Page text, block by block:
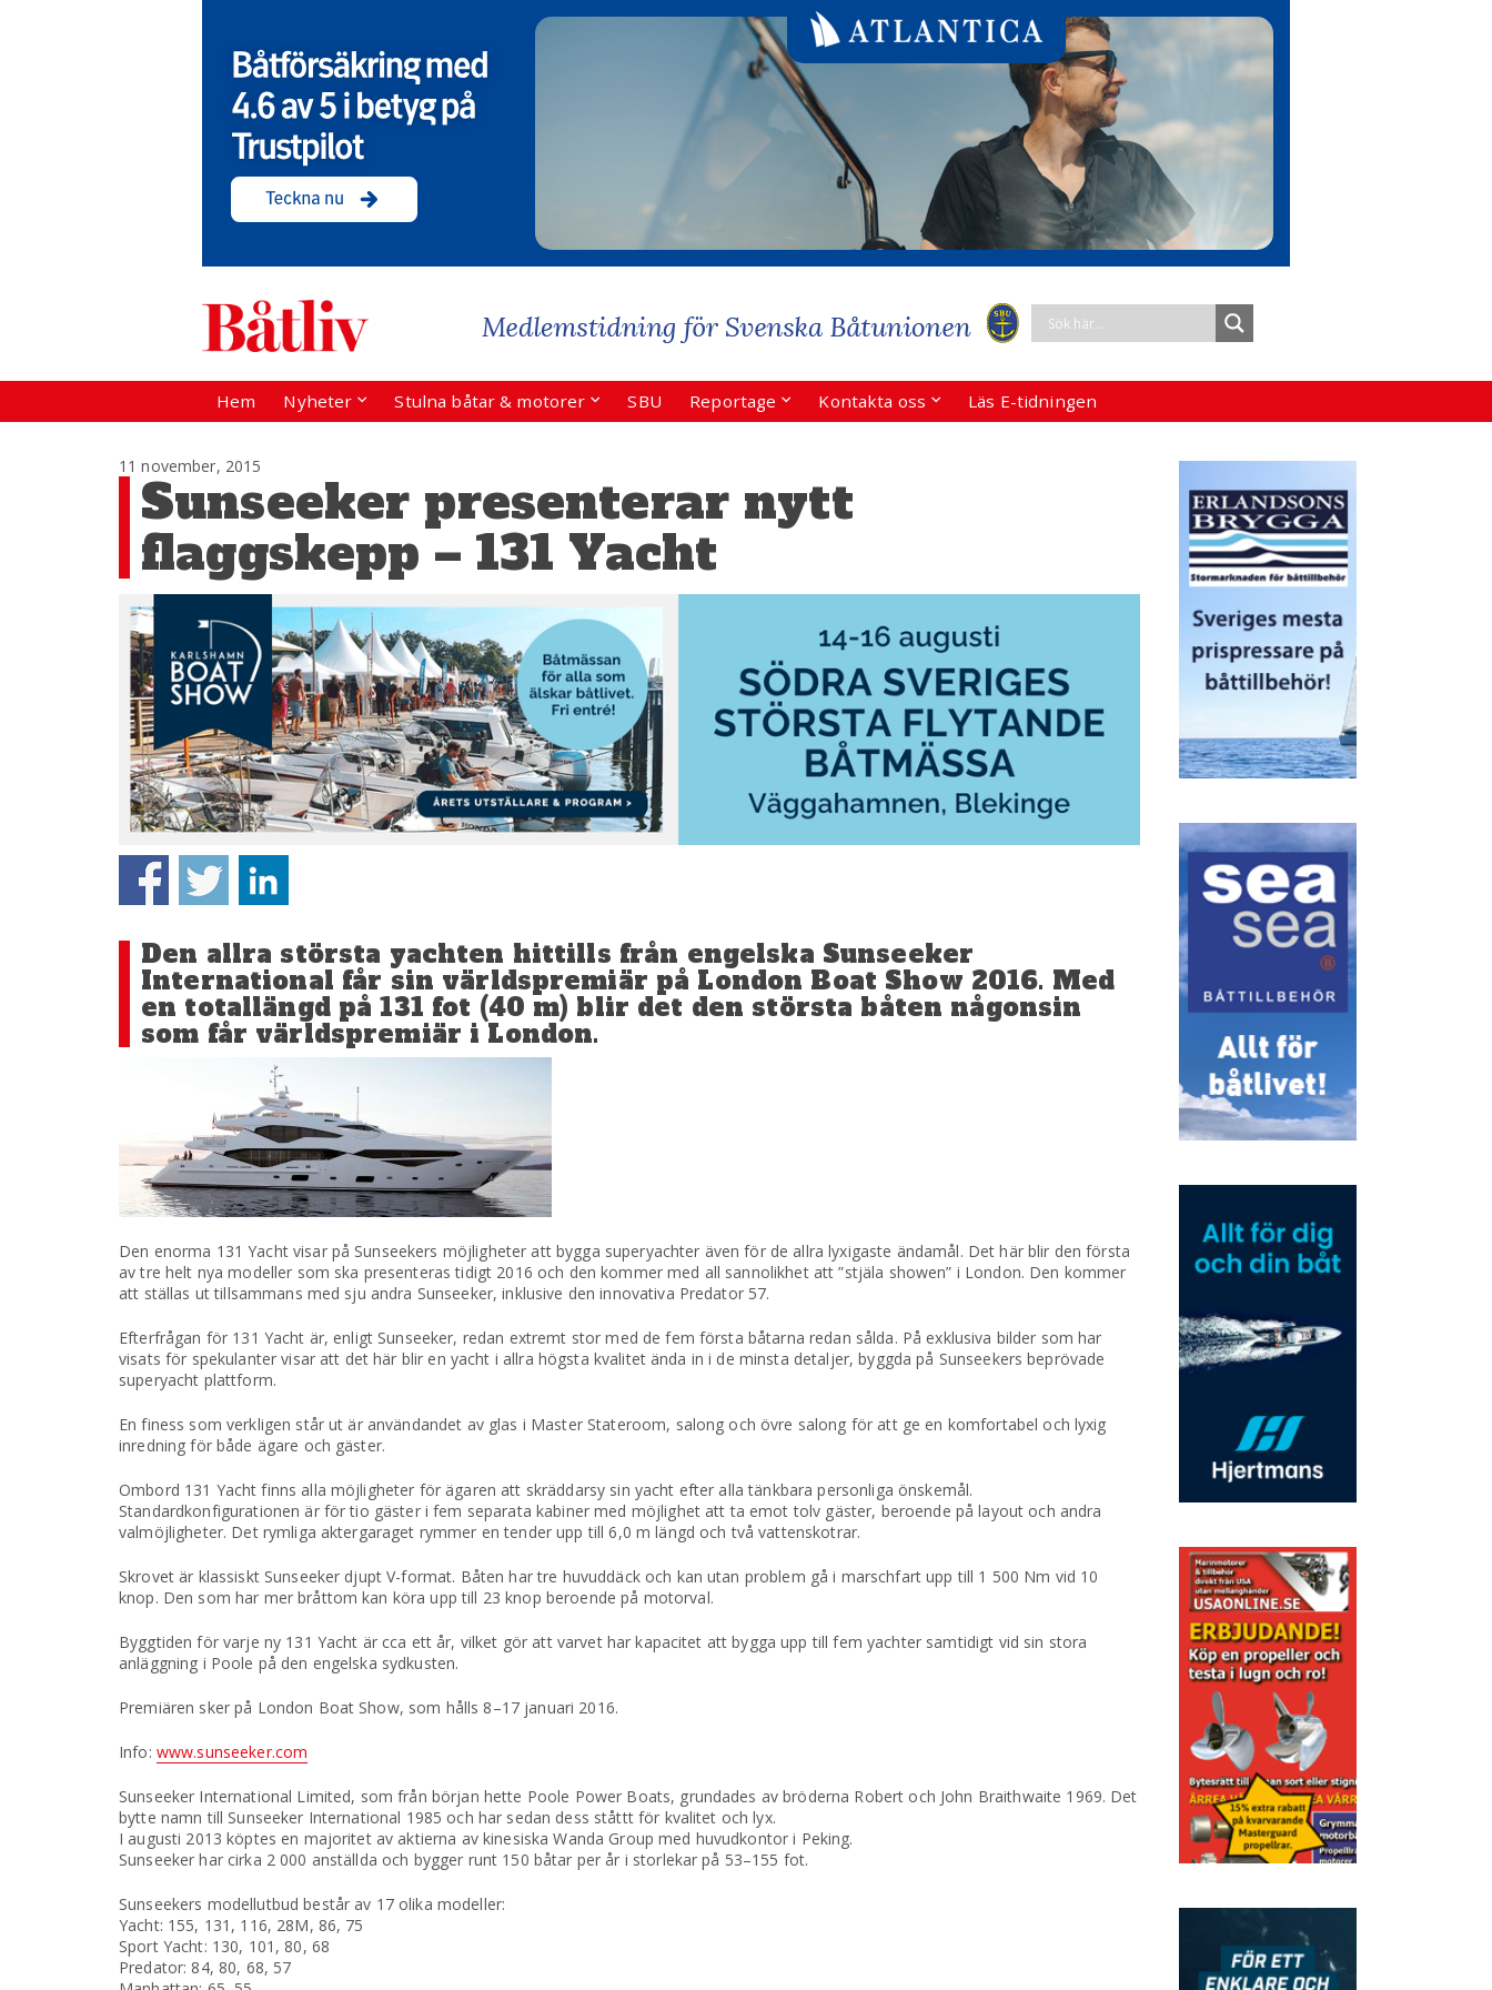
Hem Nyheter Stulna båtar & motorer SBU Reportage Kontakta oss Läs E-tidningen
11 november, 2015
Sunseeker presenterar nytt
flaggskepp – 131 Yacht
Den allra största yachten hittills från engelska Sunseeker
International får sin världspremiär på London Boat Show 2016. Med
en totallängd på 131 fot (40 m) blir det den största båten någonsin
som får världspremiär i London.
Den enorma 131 Yacht visar på Sunseekers möjligheter att bygga superyachter även för de allra lyxigaste ändamål. Det här blir den första
av tre helt nya modeller som ska presenteras tidigt 2016 och den kommer med all sannolikhet att ”stjäla showen” i London. Den kommer
att ställas ut tillsammans med sju andra Sunseeker, inklusive den innovativa Predator 57.
Efterfrågan för 131 Yacht är, enligt Sunseeker, redan extremt stor med de fem första båtarna redan sålda. På exklusiva bilder som har
visats för spekulanter visar att det här blir en yacht i allra högsta kvalitet ända in i de minsta detaljer, byggda på Sunseekers beprövade
superyacht plattform.
En finess som verkligen står ut är användandet av glas i Master Stateroom, salong och övre salong för att ge en komfortabel och lyxig
inredning för både ägare och gäster.
Ombord 131 Yacht finns alla möjligheter för ägaren att skräddarsy sin yacht efter alla tänkbara personliga önskemål.
Standardkonfigurationen är för tio gäster i fem separata kabiner med möjlighet att ta emot tolv gäster, beroende på layout och andra
valmöjligheter. Det rymliga aktergaraget rymmer en tender upp till 6,0 m längd och två vattenskotrar.
Skrovet är klassiskt Sunseeker djupt V-format. Båten har tre huvuddäck och kan utan problem gå i marschfart upp till 1 500 Nm vid 10
knop. Den som har mer bråttom kan köra upp till 23 knop beroende på motorval.
Byggtiden för varje ny 131 Yacht är cca ett år, vilket gör att varvet har kapacitet att bygga upp till fem yachter samtidigt vid sin stora
anläggning i Poole på den engelska sydkusten.
Premiären sker på London Boat Show, som hålls 8–17 januari 2016.
Info: www.sunseeker.com
Sunseeker International Limited, som från början hette Poole Power Boats, grundades av bröderna Robert och John Braithwaite 1969. Det
bytte namn till Sunseeker International 1985 och har sedan dess ståttt för kvalitet och lyx.
I augusti 2013 köptes en majoritet av aktierna av kinesiska Wanda Group med huvudkontor i Peking.
Sunseeker har cirka 2 000 anställda och bygger runt 150 båtar per år i storlekar på 53–155 fot.
Sunseekers modellutbud består av 17 olika modeller:
Yacht: 155, 131, 116, 28M, 86, 75
Sport Yacht: 130, 101, 80, 68
Predator: 84, 80, 68, 57